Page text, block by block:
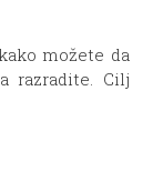
možete da
razradite. Cilj